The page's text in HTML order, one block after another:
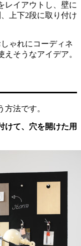
レイアウトし、壁に
上下2段に取り付け
ゃれにコーディネ
そうなアイデア。
法です。
けて、穴を開けた用